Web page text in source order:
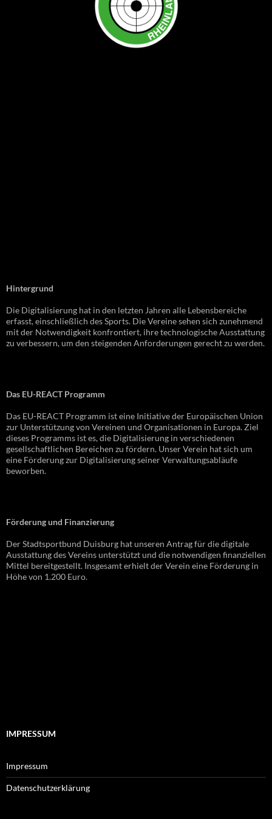
Hintergrund
Die Digitalisierung hat in den letzten Jahren alle Lebensbereiche
erfasst, einschließlich des Sports. Die Vereine sehen sich zunehmend
mit der Notwendigkeit konfrontiert, ihre technologische Ausstattung
zu verbessern, um den steigenden Anforderungen gerecht zu werden.
Das EU-REACT Programm
Das EU-REACT Programm ist eine Initiative der Europäischen Union
zur Unterstützung von Vereinen und Organisationen in Europa. Ziel
dieses Programms ist es, die Digitalisierung in verschiedenen
gesellschaftlichen Bereichen zu fördern. Unser Verein hat sich um
eine Förderung zur Digitalisierung seiner Verwaltungsabläufe
beworben.
Förderung und Finanzierung
Der Stadtsportbund Duisburg hat unseren Antrag für die digitale
Ausstattung des Vereins unterstützt und die notwendigen finanziellen
Mittel bereitgestellt. Insgesamt erhielt der Verein eine Förderung in
Höhe von 1.200 Euro.
IMPRESSUM
Impressum
Datenschutzerklärung